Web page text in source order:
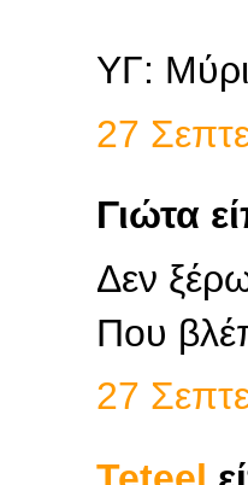
ΥΓ:
27
Γιώτα
Δεν
Που
27